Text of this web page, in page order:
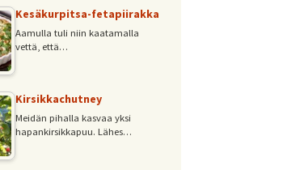
Kesäkurpitsa-fetapiirakka
Aamulla tuli niin kaatamalla
vettä, että…
Kirsikkachutney
Meidän pihalla kasvaa yksi
hapankirsikkapuu. Lähes…